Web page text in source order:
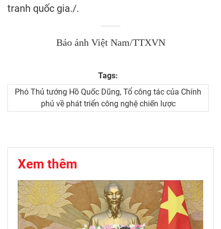
tranh quốc gia./.
Báo ảnh Việt Nam/TTXVN
Tags:
Phó Thủ tướng Hồ Quốc Dũng, Tổ công tác của Chính
phủ về phát triển công nghệ chiến lược
Xem thêm